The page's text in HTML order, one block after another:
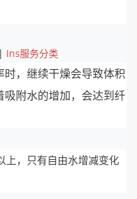
| Ins服务分类
，继续干燥会导致体积
附水的增加，会达到纤
上，只有自由水增减变化